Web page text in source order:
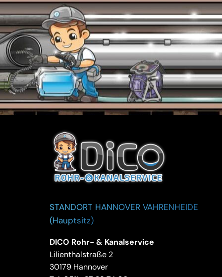
STANDORT HANNOVER VAHRENHEIDE
(Hauptsitz)
DICO Rohr- & Kanalservice
Lilienthalstraße 2
30179 Hannover